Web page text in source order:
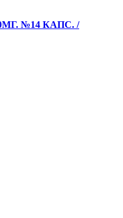
№14 КАПС. /